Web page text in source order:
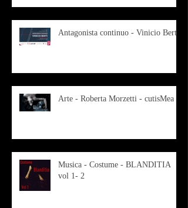
Antagonista continuo - Vinicio Berti
Arte - Roberta Morzetti - cutisMea
Musica - Costume - BLANDITIA
vol 1- 2